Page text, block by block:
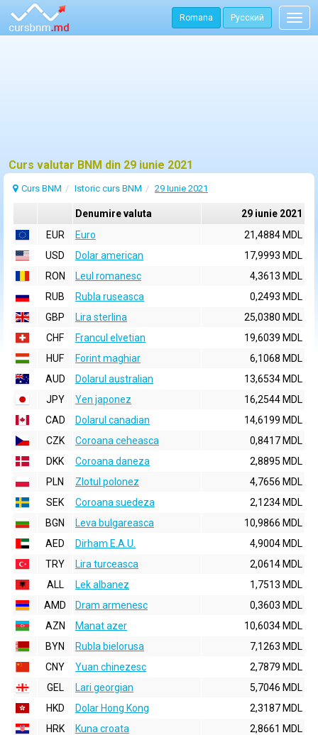
Romana Русский
Curs valutar BNM din 29 iunie 2021
Curs BNM Istoric curs BNM 29 Iunie 2021
Denumire valuta
29 iunie 2021
EUR
Euro
21,4884 MDL
USD
Dolar american
17,9993 MDL
RON
Leul romanesc
4,3613 MDL
RUB
Rubla ruseasca
0,2493 MDL
GBP
Lira sterlina
25,0380 MDL
CHF
Francul elvetian
19,6039 MDL
HUF
Forint maghiar
6,1068 MDL
AUD
Dolarul australian
13,6534 MDL
JPY
Yen japonez
16,2544 MDL
CAD
Dolarul canadian
14,6199 MDL
CZK
Coroana ceheasca
0,8417 MDL
DKK
Coroana daneza
2,8895 MDL
PLN
Zlotul polonez
4,7656 MDL
SEK
Coroana suedeza
2,1234 MDL
BGN
Leva bulgareasca
10,9866 MDL
AED
Dirham E.A.U.
4,9004 MDL
TRY
Lira turceasca
2,0614 MDL
ALL
Lek albanez
1,7513 MDL
AMD
Dram armenesc
0,3603 MDL
AZN
Manat azer
10,6034 MDL
BYN
Rubla bielorusa
7,1263 MDL
CNY
Yuan chinezesc
2,7879 MDL
GEL
Lari georgian
5,7046 MDL
HKD
Dolar Hong Kong
2,3187 MDL
HRK
Kuna croata
2,8661 MDL